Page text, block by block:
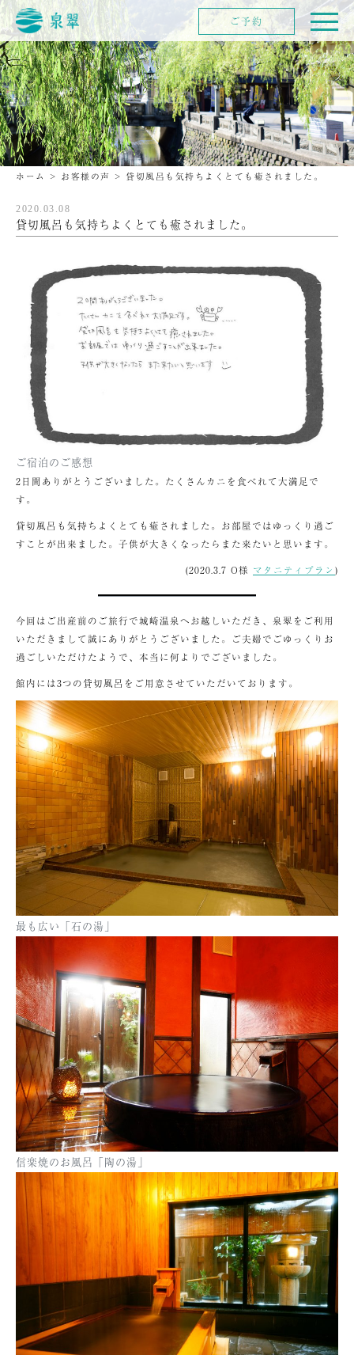
ホーム > お客様の声 > 貸切風呂も気持ちよくとても癒されました。
2020.03.08
貸切風呂も気持ちよくとても癒されました。
ご宿泊のご感想
2日間ありがとうございました。たくさんカニを食べれて大満足で
す。
貸切風呂も気持ちよくとても癒されました。お部屋ではゆっくり過ご
すことが出来ました。子供が大きくなったらまた来たいと思います。
(2020.3.7 O様 マタニティプラン )
今回はご出産前のご旅行で城崎温泉へお越しいただき、泉翠をご利用
いただきまして誠にありがとうございました。ご夫婦でごゆっくりお
過ごしいただけたようで、本当に何よりでございました。
館内には3つの貸切風呂をご用意させていただいております。
最も広い「石の湯」
信楽焼のお風呂「陶の湯」
ご予約